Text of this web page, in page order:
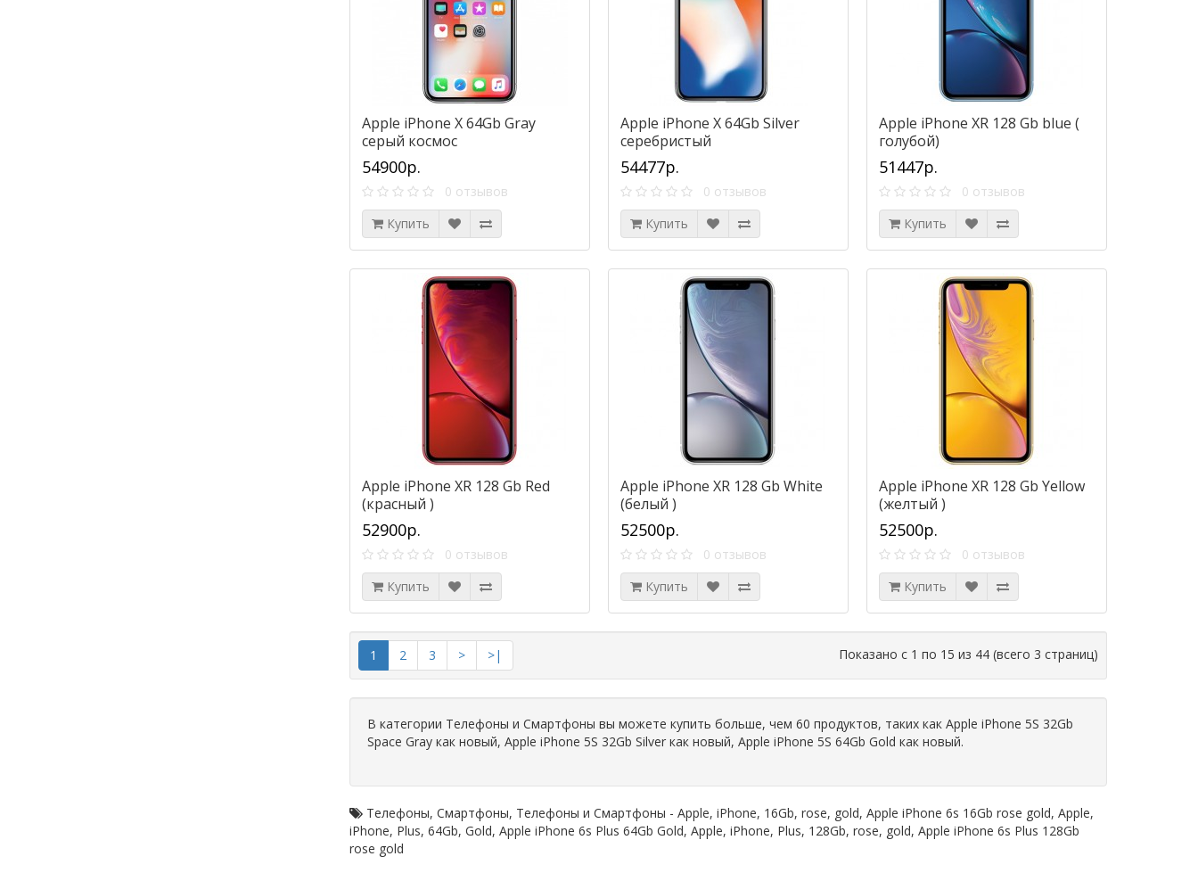
Apple iPhone X 64Gb Gray
серый космос
54900р.
0 отзывов
Купить
Apple iPhone X 64Gb Silver
серебристый
54477р.
0 отзывов
Купить
Apple iPhone XR 128 Gb blue (
голубой)
51447р.
0 отзывов
Купить
Apple iPhone XR 128 Gb Red
(красный )
52900р.
0 отзывов
Купить
Apple iPhone XR 128 Gb White
(белый )
52500р.
0 отзывов
Купить
Apple iPhone XR 128 Gb Yellow
(желтый )
52500р.
0 отзывов
Купить
1 2 3 > >| Показано с 1 по 15 из 44 (всего 3 страниц)
В категории Телефоны и Смартфоны вы можете купить больше, чем 60 продуктов, таких как Apple iPhone 5S 32Gb
Space Gray как новый, Apple iPhone 5S 32Gb Silver как новый, Apple iPhone 5S 64Gb Gold как новый.
Телефоны, Смартфоны, Телефоны и Смартфоны - Apple, iPhone, 16Gb, rose, gold, Apple iPhone 6s 16Gb rose gold, Apple,
iPhone, Plus, 64Gb, Gold, Apple iPhone 6s Plus 64Gb Gold, Apple, iPhone, Plus, 128Gb, rose, gold, Apple iPhone 6s Plus 128Gb
rose gold